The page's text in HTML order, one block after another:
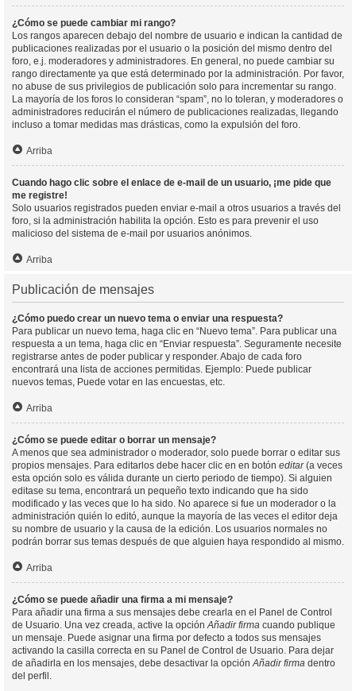
¿Cómo se puede cambiar mi rango?
Los rangos aparecen debajo del nombre de usuario e indican la cantidad de
publicaciones realizadas por el usuario o la posición del mismo dentro del
foro, e.j. moderadores y administradores. En general, no puede cambiar su
rango directamente ya que está determinado por la administración. Por favor,
no abuse de sus privilegios de publicación solo para incrementar su rango.
La mayoría de los foros lo consideran “spam”, no lo toleran, y moderadores o
administradores reducirán el número de publicaciones realizadas, llegando
incluso a tomar medidas mas drásticas, como la expulsión del foro.
Arriba
Cuando hago clic sobre el enlace de e-mail de un usuario, ¡me pide que
me registre!
Solo usuarios registrados pueden enviar e-mail a otros usuarios a través del
foro, si la administración habilita la opción. Esto es para prevenir el uso
malicioso del sistema de e-mail por usuarios anónimos.
Arriba
Publicación de mensajes
¿Cómo puedo crear un nuevo tema o enviar una respuesta?
Para publicar un nuevo tema, haga clic en “Nuevo tema”. Para publicar una
respuesta a un tema, haga clic en “Enviar respuesta”. Seguramente necesite
registrarse antes de poder publicar y responder. Abajo de cada foro
encontrará una lista de acciones permitidas. Ejemplo: Puede publicar
nuevos temas, Puede votar en las encuestas, etc.
Arriba
¿Cómo se puede editar o borrar un mensaje?
A menos que sea administrador o moderador, solo puede borrar o editar sus
propios mensajes. Para editarlos debe hacer clic en en botón editar(a veces
esta opción solo es válida durante un cierto periodo de tiempo). Si alguien
editase su tema, encontrará un pequeño texto indicando que ha sido
modificado y las veces que lo ha sido. No aparece si fue un moderador o la
administración quién lo editó, aunque la mayoría de las veces el editor deja
su nombre de usuario y la causa de la edición. Los usuarios normales no
podrán borrar sus temas después de que alguien haya respondido al mismo.
Arriba
¿Cómo se puede añadir una firma a mi mensaje?
Para añadir una firma a sus mensajes debe crearla en el Panel de Control
de Usuario. Una vez creada, active la opciónAñadir firma cuando publique
un mensaje. Puede asignar una firma por defecto a todos sus mensajes
activando la casilla correcta en su Panel de Control de Usuario. Para dejar
de añadirla en los mensajes, debe desactivar la opciónAñadir firma dentro
del perfil.